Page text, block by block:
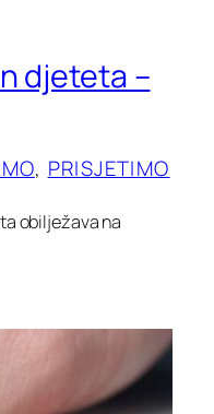
djeteta –
, PRISJETIMO
obilježava na